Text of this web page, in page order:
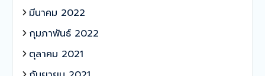
มีนาคม 2022
กุมภาพันธ์ 2022
ตุลาคม 2021